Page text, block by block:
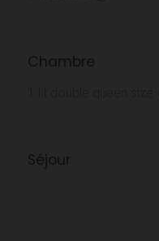
Chambre
Séjour